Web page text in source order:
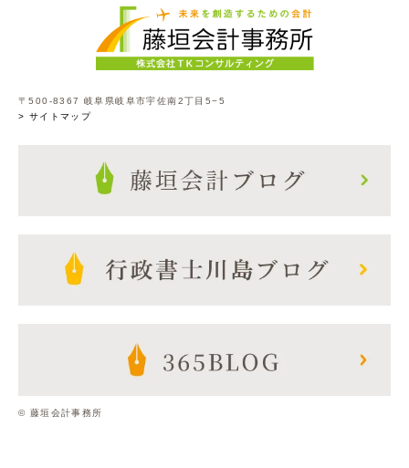
〒500-8367 岐阜県岐阜市宇佐南2丁目5−5
> サイトマップ
© 藤垣会計事務所